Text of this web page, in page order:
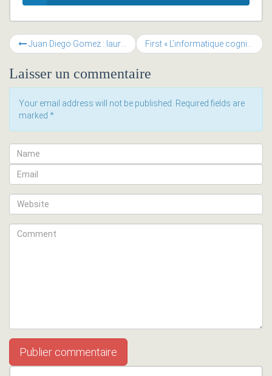
Juan Diego Gomez : lauréat 2014 de la Fondation Dalle Molle First « L’informatique cognitive et les mobiles »
Laisser un commentaire
Your email address will not be published. Required fields are
marked *